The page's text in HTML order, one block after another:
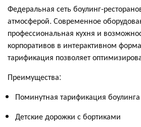
Федеральная сеть боулинг-
атмосферой. Современное
профессиональная кухня и
корпоративов в интерактивном
тарификация позволяет
Преимущества:
Поминутная тарификация боулинга
Детские дорожки с бортиками